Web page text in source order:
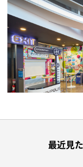
最近見